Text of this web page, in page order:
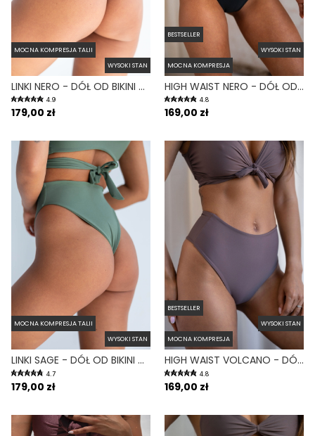
MOCNA KOMPRESJA TALII
WYSOKI STAN
LINKI NERO - DÓŁ OD BIKINI WYSOKI STAN BRAZYLIANY CZARNY
4.9
179,00 zł
BESTSELLER
WYSOKI STAN
MOCNA KOMPRESJA
HIGH WAIST NERO - DÓŁ OD BIKINI WYSOKI STAN FIGI CZARNY
4.8
169,00 zł
MOCNA KOMPRESJA TALII
WYSOKI STAN
LINKI SAGE - DÓŁ OD BIKINI WYSOKI STAN BRAZYLIANY ZIELONY
4.7
179,00 zł
BESTSELLER
WYSOKI STAN
MOCNA KOMPRESJA
HIGH WAIST VOLCANO - DÓŁ OD BIKINI WYSOKI STAN FIGI FIOLETOWY
4.8
169,00 zł